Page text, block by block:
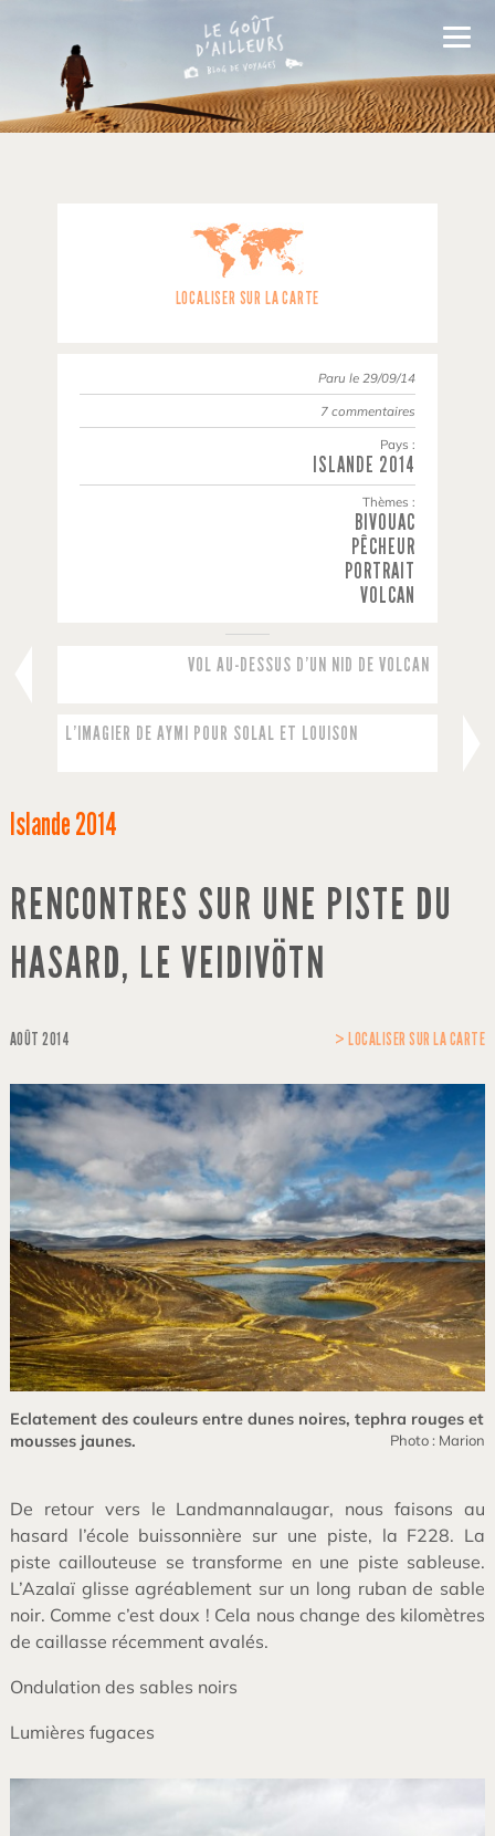
LOCALISER SUR LA CARTE
Paru le 29/09/14
7 commentaires
Pays :
ISLANDE 2014
Thèmes :
BIVOUAC
PÊCHEUR
PORTRAIT
VOLCAN
VOL AU-DESSUS D’UN NID DE VOLCAN
L’IMAGIER DE AYMI POUR SOLAL ET LOUISON
Islande2014
RENCONTRES SUR UNE PISTE DU
HASARD, LE VEIDIVÖTN
AOÛT 2014 > LOCALISER SUR LA CARTE
Eclatement des couleurs entre dunes noires, tephra rouges et
mousses jaunes.
Photo : Marion
De retour vers le Landmannalaugar, nous faisons au
hasard l’école buissonnière sur une piste, la F228. La
piste caillouteuse se transforme en une piste sableuse.
L’Azalaï glisse agréablement sur un long ruban de sable
noir. Comme c’est doux ! Cela nous change des kilomètres
de caillasse récemment avalés.
Ondulation des sables noirs
Lumières fugaces